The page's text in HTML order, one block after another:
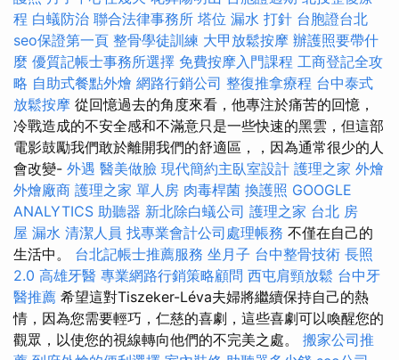
程 白蟻防治 聯合法律事務所 塔位 漏水 打針 台胞證台北
seo保證第一頁 整骨學徒訓練 大甲放鬆按摩 辦護照要帶什
麼 優質記帳士事務所選擇 免費按摩入門課程 工商登記全攻
略 自助式餐點外燴 網路行銷公司 整復推拿療程 台中泰式
放鬆按摩 從回憶過去的角度來看，他專注於痛苦的回憶，
冷戰造成的不安全感和不滿意只是一些快速的黑雲，但這部
電影鼓勵我們敢於離開​​我們的舒適區，，因為通常很少的人
會改變- 外遇 醫美做臉 現代簡約主臥室設計 護理之家 外燴
外燴廠商 護理之家 單人房 肉毒桿菌 換護照 GOOGLE
ANALYTICS 助聽器 新北除白蟻公司 護理之家 台北 房
屋 漏水 清潔人員 找專業會計公司處理帳務 不僅在自己的
生活中。 台北記帳士推薦服務 坐月子 台中整骨技術 長照
2.0 高雄牙醫 專業網路行銷策略顧問 西屯肩頸放鬆 台中牙
醫推薦 希望這對Tiszeker-Léva夫婦將繼續保持自己的熱
情，因為您需要輕巧，仁慈的喜劇，這些喜劇可以喚醒您的
觀眾，以使您的視線轉向他們的不完美之處。 搬家公司推